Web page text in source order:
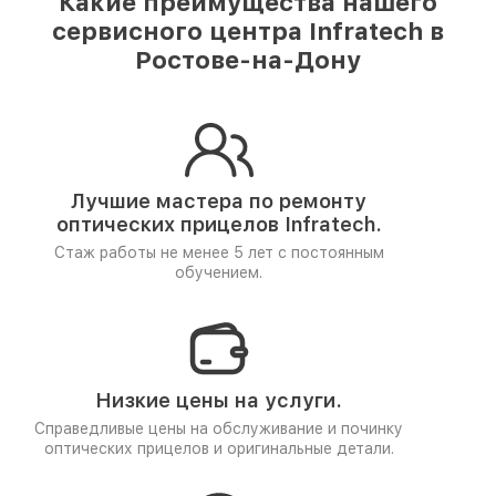
сервисного центра Infratech в
Ростове-на-Дону
Лучшие мастера по ремонту
оптических прицелов Infratech.
Стаж работы не менее 5 лет с постоянным
обучением.
Низкие цены на услуги.
Справедливые цены на обслуживание и починку
оптических прицелов и оригинальные детали.